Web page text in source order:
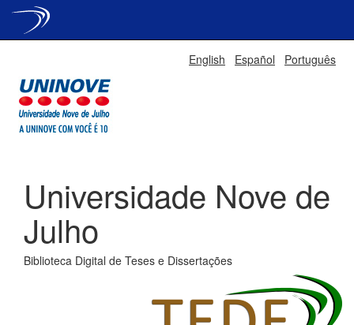
English Español Português
Universidade Nove de
Julho
Biblioteca Digital de Teses e Dissertações